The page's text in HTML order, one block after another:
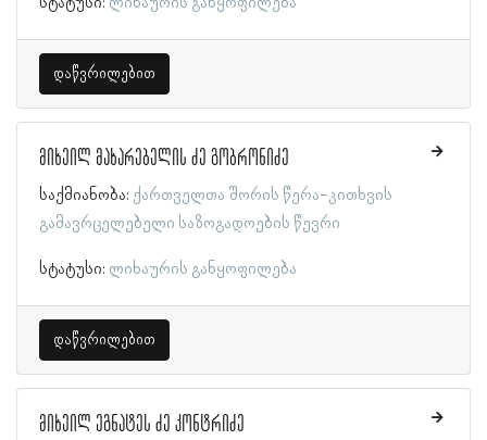
დაწვრილებით
მიხეილ მახარებელის ძე გობრონიძე
საქმიანობა: ქართველთა შორის წერა-კითხვის
გამავრცელებელი საზოგადოების წევრი
სტატუსი: ლიხაურის განყოფილება
დაწვრილებით
მიხეილ ეგნატეს ძე კონტრიძე